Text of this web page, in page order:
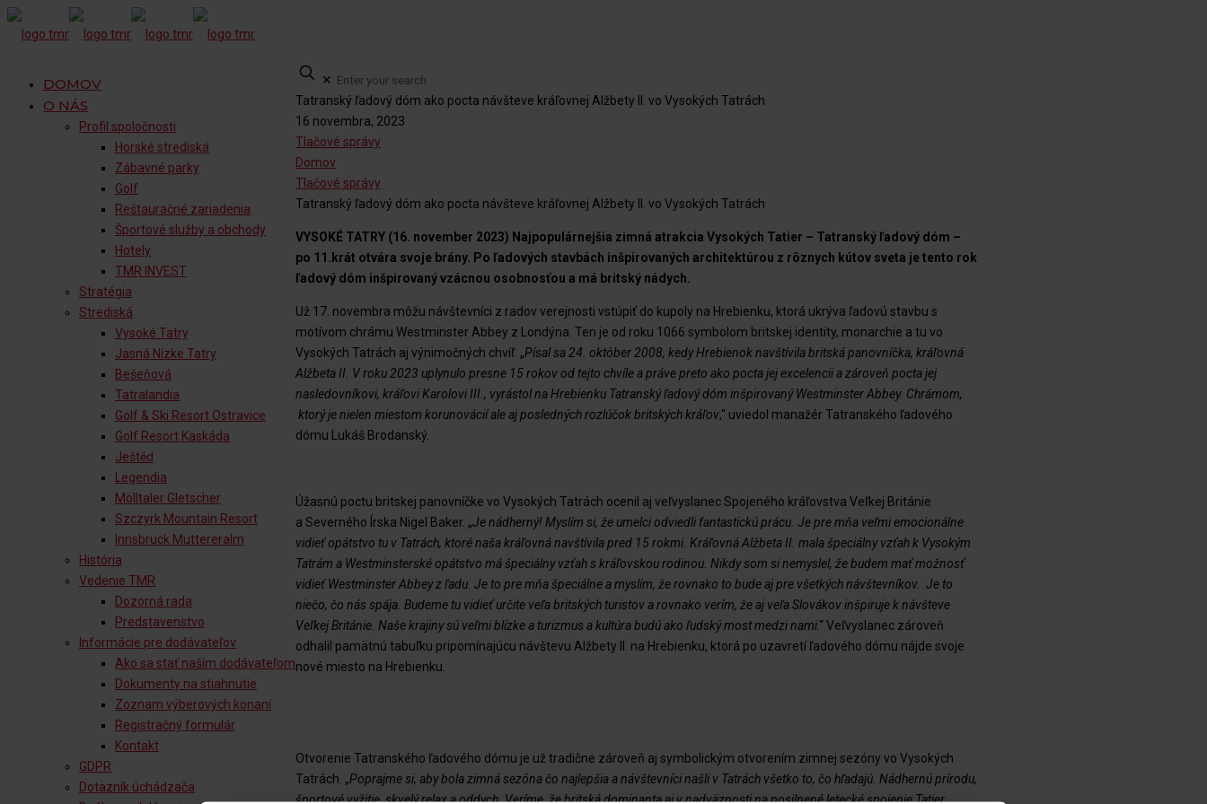
DOMOV
O NÁS
Profil spoločnosti
Horské strediská
Zábavné parky
Golf
Reštauračné zariadenia
Športové služby a obchody
Hotely
TMR INVEST
Stratégia
Strediská
Vysoké Tatry
Jasná Nízke Tatry
Bešeňová
Tatralandia
Golf & Ski Resort Ostravice
Golf Resort Kaskáda
Ještěd
Legendia
Mölltaler Gletscher
Szczyrk Mountain Resort
Innsbruck Muttereralm
História
Vedenie TMR
Dozorná rada
Predstavenstvo
Informácie pre dodávateľov
Ako sa stať naším dodávateľom
Dokumenty na stiahnutie
Zoznam výberových konaní
Registračný formulár
Kontakt
GDPR
Dotazník úchádzača
✕
Tatranský ľadový dóm ako pocta návšteve kráľovnej Alžbety II. vo Vysokých Tatrách
16 novembra, 2023
Tlačové správy
Domov
Tlačové správy
Tatranský ľadový dóm ako pocta návšteve kráľovnej Alžbety II. vo Vysokých Tatrách
VYSOKÉ TATRY (16. november 2023) Najpopulárnejšia zimná atrakcia Vysokých Tatier – Tatranský ľadový dóm –
po 11.krát otvára svoje brány. Po ľadových stavbách inšpirovaných architektúrou z rôznych kútov sveta je tento rok
ľadový dóm inšpirovaný vzácnou osobnosťou a má britský nádych.
Už 17. novembra môžu návštevníci z radov verejnosti vstúpiť do kupoly na Hrebienku, ktorá ukrýva ľadovú stavbu s
motívom chrámu Westminster Abbey z Londýna. Ten je od roku 1066 symbolom britskej identity, monarchie a tu vo
Vysokých Tatrách aj výnimočných chvíľ. „Písal sa 24. október 2008, kedy Hrebienok navštívila britská panovníčka, kráľovná
Alžbeta II. V roku 2023 uplynulo presne 15 rokov od tejto chvíle a práve preto ako pocta jej excelencii a zároveň pocta jej
nasledovníkovi, kráľovi Karolovi III., vyrástol na Hrebienku Tatranský ľadový dóm inšpirovaný Westminster Abbey. Chrámom,
ktorý je nielen miestom korunovácií ale aj posledných rozlúčok britských kráľov,“ uviedol manažér Tatranského ľadového
dómu Lukáš Brodanský.
Úžasnú poctu britskej panovníčke vo Vysokých Tatrách ocenil aj veľvyslanec Spojeného kráľovstva Veľkej Británie
a Severného Írska Nigel Baker. „Je nádherný! Myslím si, že umelci odviedli fantastickú prácu. Je pre mňa veľmi emocionálne
vidieť opátstvo tu v Tatrách, ktoré naša kráľovná navštívila pred 15 rokmi. Kráľovná Alžbeta II. mala špeciálny vzťah k Vysokým
Tatrám a Westminsterské opátstvo má špeciálny vzťah s kráľovskou rodinou. Nikdy som si nemyslel, že budem mať možnosť
vidieť Westminster Abbey z ľadu. Je to pre mňa špeciálne a myslím, že rovnako to bude aj pre všetkých návštevníkov. Je to
niečo, čo nás spája. Budeme tu vidieť určite veľa britských turistov a rovnako verím, že aj veľa Slovákov inšpiruje k návšteve
Veľkej Británie. Naše krajiny sú veľmi blízke a turizmus a kultúra budú ako ľudský most medzi nami.“ Veľvyslanec zároveň
odhalil pamätnú tabuľku pripomínajúcu návštevu Alžbety II. na Hrebienku, ktorá po uzavretí ľadového dómu nájde svoje
nové miesto na Hrebienku.
Otvorenie Tatranského ľadového dómu je už tradične zároveň aj symbolickým otvorením zimnej sezóny vo Vysokých
Tatrách. „Poprajme si, aby bola zimná sezóna čo najlepšia a návštevníci našli v Tatrách všetko to, čo hľadajú. Nádhernú prírodu,
športové vyžitie, skvelý relax a oddych. Veríme, že britská dominanta aj v nadväznosti na posilnené letecké spojenie Tatier